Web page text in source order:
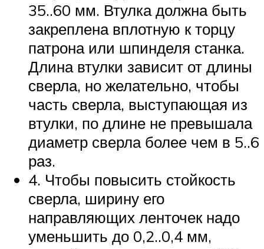
35..60 мм. Втулка должна быть
закреплена вплотную к торцу
патрона или шпинделя станка.
Длина втулки зависит от длины
сверла, но желательно, чтобы
часть сверла, выступающая из
втулки, по длине не превышала
диаметр сверла более чем в 5..6
раз.
4. Чтобы повысить стойкость
сверла, ширину его
направляющих ленточек надо
уменьшить до 0,2..0,4 мм,